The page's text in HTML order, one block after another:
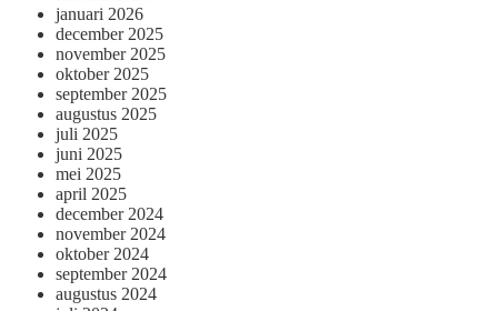
januari 2026
december 2025
november 2025
oktober 2025
september 2025
augustus 2025
juli 2025
juni 2025
mei 2025
april 2025
december 2024
november 2024
oktober 2024
september 2024
augustus 2024